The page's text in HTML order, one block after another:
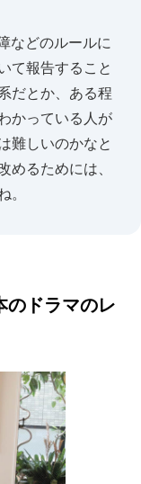
などのルールに
て報告すること
だとか、ある程
かっている人が
難しいのかなと
めるためには、
。
のドラマのレ